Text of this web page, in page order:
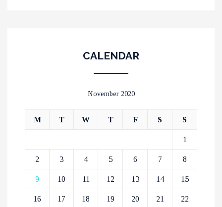
CALENDAR
November 2020
M T W T F S S
1
2 3 4 5 6 7 8
9 10 11 12 13 14 15
16 17 18 19 20 21 22